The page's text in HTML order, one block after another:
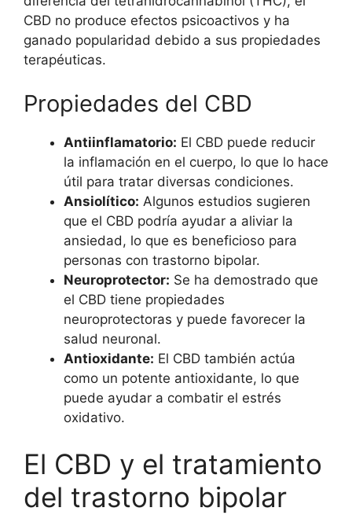
CBD no produce efectos psicoactivos y ha
ganado popularidad debido a sus propiedades
terapéuticas.
Propiedades del CBD
Antiinflamatorio: El CBD puede reducir
la inflamación en el cuerpo, lo que lo hace
útil para tratar diversas condiciones.
Ansiolítico: Algunos estudios sugieren
que el CBD podría ayudar a aliviar la
ansiedad, lo que es beneficioso para
personas con trastorno bipolar.
Neuroprotector: Se ha demostrado que
el CBD tiene propiedades
neuroprotectoras y puede favorecer la
salud neuronal.
Antioxidante: El CBD también actúa
como un potente antioxidante, lo que
puede ayudar a combatir el estrés
oxidativo.
El CBD y el tratamiento
del trastorno bipolar